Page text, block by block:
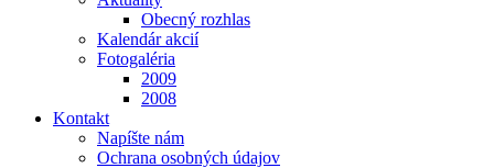
Obecný rozhlas
Kalendár akcií
Fotogaléria
2009
2008
Kontakt
Napíšte nám
Ochrana osobných údajov